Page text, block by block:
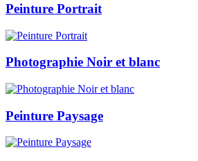
Peinture Portrait
Photographie Noir et blanc
Peinture Paysage